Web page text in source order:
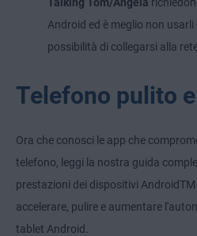
Android ed è meglio non
possibilità di collegarsi alla
Telefono pulito
Ora che conosci le app che
telefono, leggi la nostra guida
prestazioni dei dispositivi
accelerare, pulire e aumentare
tablet Android.